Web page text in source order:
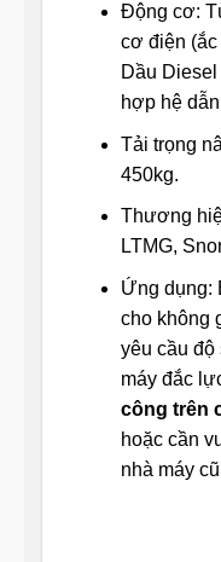
Động cơ:
cơ điện
Dầu
hợp hệ
Tải trọng
450kg.
Thương
LTMG,
Ứng dụng:
cho không
yêu cầu độ
máy đắc
công trên
hoặc cần
nhà máy